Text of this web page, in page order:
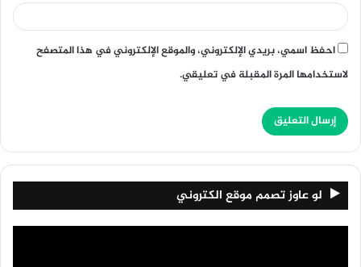
احفظ اسمي، بريدي الإلكتروني، والموقع الإلكتروني في هذا المتصفح
لاستخدامها المرة المقبلة في تعليقي.
لو عاوز تصمم موقع الكتروني